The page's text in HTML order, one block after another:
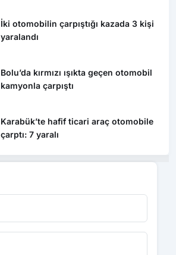
İki otomobilin çarpıştığı kazada 3 kişi
yaralandı
Bolu’da kırmızı ışıkta geçen otomobil
kamyonla çarpıştı
Karabük’te hafif ticari araç otomobile
çarptı: 7 yaralı